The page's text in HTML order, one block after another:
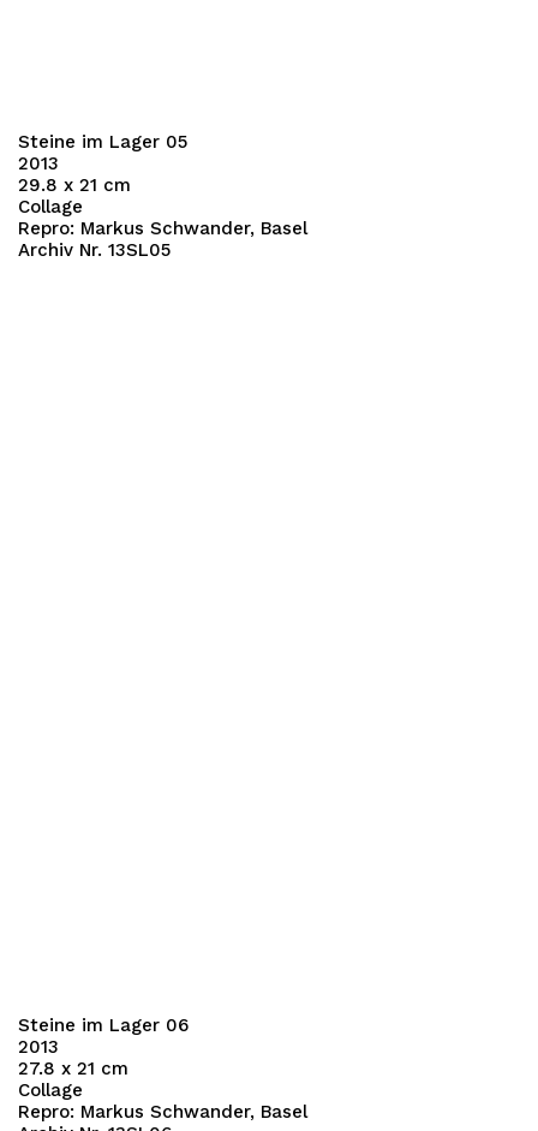
Steine im Lager 05
2013
29.8 x 21 cm
Collage
Repro: Markus Schwander, Basel
Archiv Nr. 13SL05
Steine im Lager 06
2013
27.8 x 21 cm
Collage
Repro: Markus Schwander, Basel